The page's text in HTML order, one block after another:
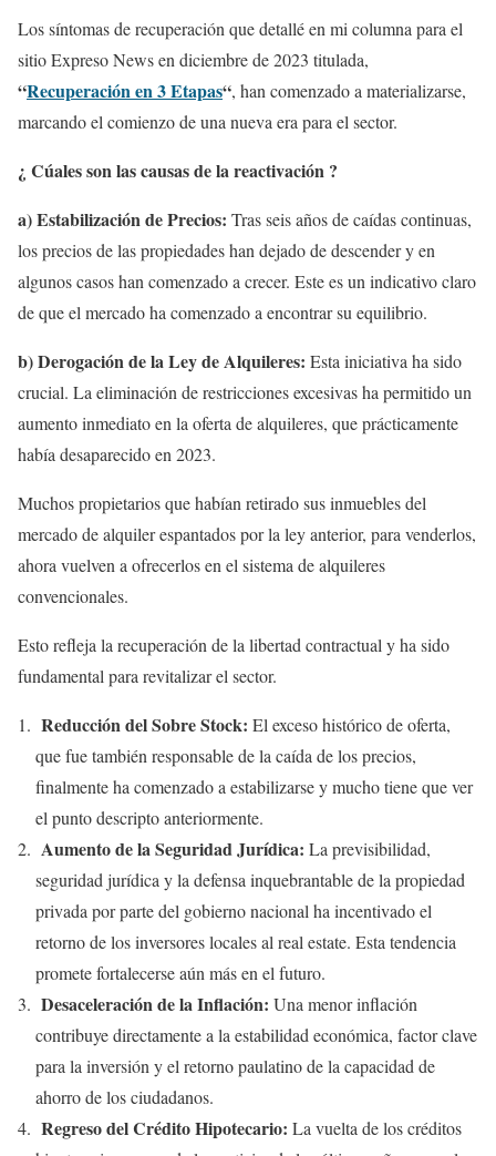
Los síntomas de recuperación que detallé en mi columna para el
sitio Expreso News en diciembre de 2023 titulada,
“Recuperación en 3 Etapas“, han comenzado a materializarse,
marcando el comienzo de una nueva era para el sector.
¿ Cúales son las causas de la reactivación ?
a) Estabilización de Precios: Tras seis años de caídas continuas,
los precios de las propiedades han dejado de descender y en
algunos casos han comenzado a crecer. Este es un indicativo claro
de que el mercado ha comenzado a encontrar su equilibrio.
b) Derogación de la Ley de Alquileres: Esta iniciativa ha sido
crucial. La eliminación de restricciones excesivas ha permitido un
aumento inmediato en la oferta de alquileres, que prácticamente
había desaparecido en 2023.
Muchos propietarios que habían retirado sus inmuebles del
mercado de alquiler espantados por la ley anterior, para venderlos,
ahora vuelven a ofrecerlos en el sistema de alquileres
convencionales.
Esto refleja la recuperación de la libertad contractual y ha sido
fundamental para revitalizar el sector.
Reducción del Sobre Stock: El exceso histórico de oferta,
que fue también responsable de la caída de los precios,
finalmente ha comenzado a estabilizarse y mucho tiene que ver
el punto descripto anteriormente.
Aumento de la Seguridad Jurídica: La previsibilidad,
seguridad jurídica y la defensa inquebrantable de la propiedad
privada por parte del gobierno nacional ha incentivado el
retorno de los inversores locales al real estate. Esta tendencia
promete fortalecerse aún más en el futuro.
Desaceleración de la Inflación: Una menor inflación
contribuye directamente a la estabilidad económica, factor clave
para la inversión y el retorno paulatino de la capacidad de
ahorro de los ciudadanos.
Regreso del Crédito Hipotecario: La vuelta de los créditos